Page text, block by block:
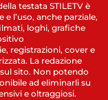
testata STILETV è
l’uso, anche parziale,
loghi, grafiche
registrazioni, cover e
La redazione
sito. Non potendo
ad eliminarli su
e oltraggiosi.